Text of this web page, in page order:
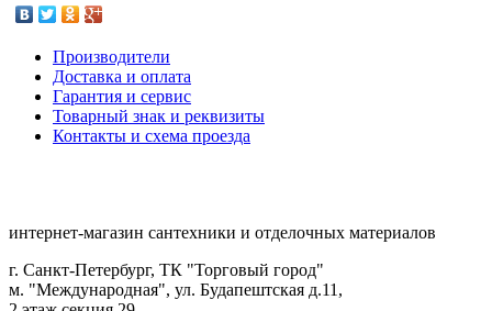
Производители
Доставка и оплата
Гарантия и сервис
Товарный знак и реквизиты
Контакты и схема проезда
интернет-магазин сантехники и отделочных материалов
г. Санкт-Петербург, ТК "Торговый город"
м. "Международная", ул. Будапештская д.11,